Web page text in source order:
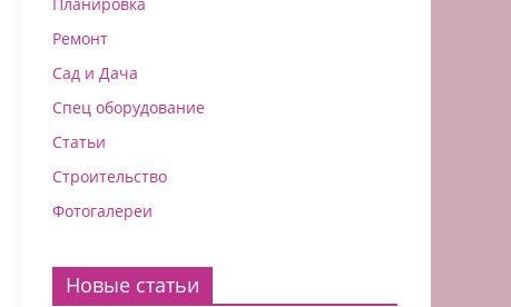
Ремонт
Сад и Дача
Спец оборудование
Статьи
Строительство
Фотогалереи
Новые статьи